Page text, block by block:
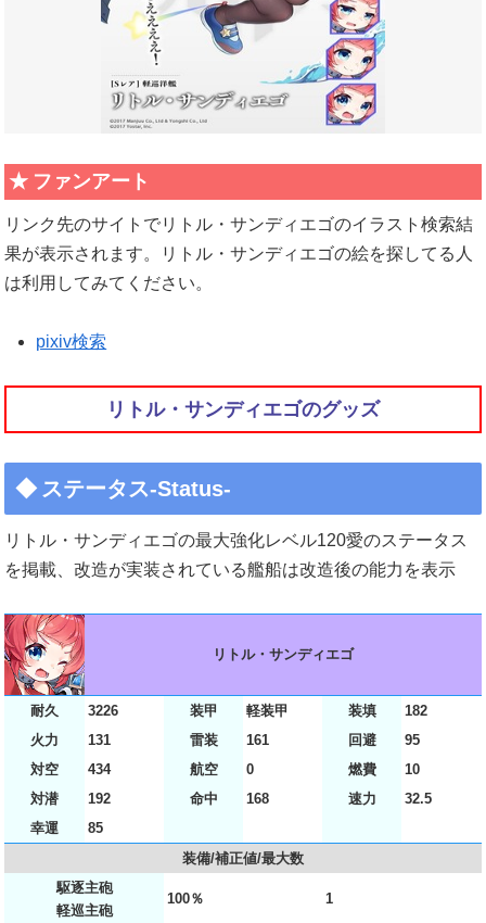
ファンアート
リンク先のサイトでリトル・サンディエゴのイラスト検索結
果が表示されます。リトル・サンディエゴの絵を探してる人
は利用してみてください。
pixiv検索
リトル・サンディエゴのグッズ
ステータス-Status-
リトル・サンディエゴの最大強化レベル120愛のステータス
を掲載、改造が実装されている艦船は改造後の能力を表示
リトル・サンディエゴ
耐久 3226 装甲 軽装甲 装填
182
火力
131 雷装 161 回避
95
対空
434 航空 0 燃費
10
対潜
192 命中 168 速力
32.5
幸運
85
装備/補正値/最大数
駆逐主砲
軽巡主砲
100％ 1